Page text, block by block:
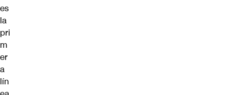
es
la
pri
m
er
a
lín